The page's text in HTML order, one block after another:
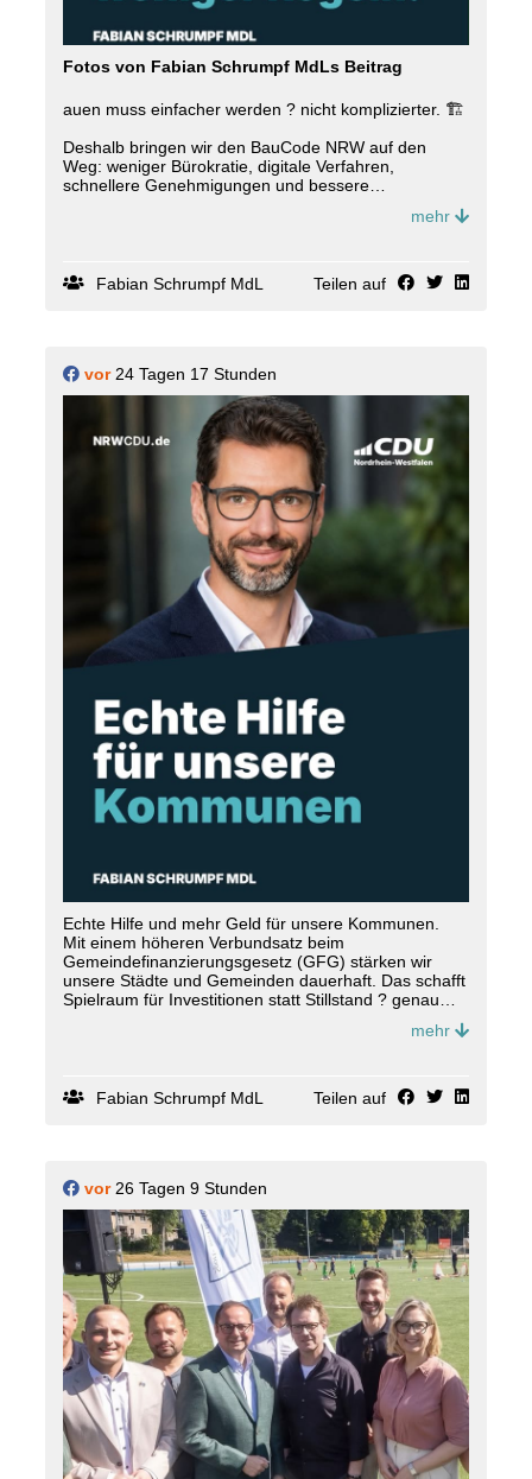
Fotos von Fabian Schrumpf MdLs Beitrag
auen muss einfacher werden ? nicht komplizierter. 🏗️
Deshalb bringen wir den BauCode NRW auf den
Weg: weniger Bürokratie, digitale Verfahren,
schnellere Genehmigungen und bessere
beschleunigen wir wichtige Infrastrukturprojekte für
Einfacher. Schneller. Zukunftsfähiger. 💪
mehr
Fabian Schrumpf MdL Teilen auf
vor24 Tagen 17 Stunden
Echte Hilfe und mehr Geld für unsere Kommunen.
Mit einem höheren Verbundsatz beim
Gemeindefinanzierungsgesetz (GFG) stärken wir
unsere Städte und Gemeinden dauerhaft. Das schafft
Spielraum für Investitionen statt Stillstand ? genau
mehr
Fabian Schrumpf MdL Teilen auf
vor26 Tagen 9 Stunden